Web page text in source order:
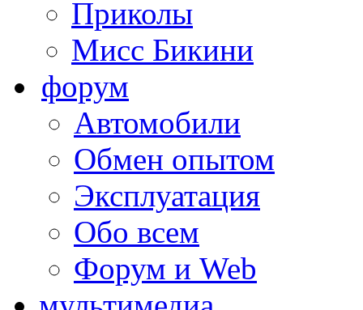
Приколы
Мисс Бикини
форум
Автомобили
Обмен опытом
Эксплуатация
Обо всем
Форум и Web